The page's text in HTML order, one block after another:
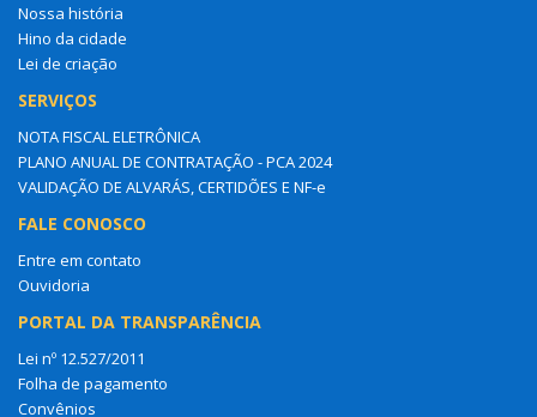
Nossa história
Hino da cidade
Lei de criação
SERVIÇOS
NOTA FISCAL ELETRÔNICA
PLANO ANUAL DE CONTRATAÇÃO - PCA 2024
VALIDAÇÃO DE ALVARÁS, CERTIDÕES E NF-e
FALE CONOSCO
Entre em contato
Ouvidoria
PORTAL DA TRANSPARÊNCIA
Lei nº 12.527/2011
Folha de pagamento
Convênios